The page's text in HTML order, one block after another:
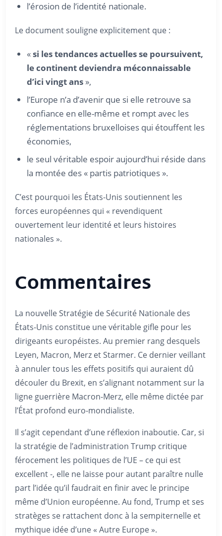
l’érosion de l’identité nationale.
Le document souligne explicitement que :
«si les tendances actuelles se poursuivent,
le continent deviendra méconnaissable
d’ici vingt ans »,
l’Europe n’a d’avenir que si elle retrouve sa
confiance en elle-même et rompt avec les
réglementations bruxelloises qui étouffent les
économies,
le seul véritable espoir aujourd’hui réside dans
la montée des « partis patriotiques ».
C’est pourquoi les États-Unis soutiennent les
forces européennes qui « revendiquent
ouvertement leur identité et leurs histoires
nationales ».
Commentaires
La nouvelle Stratégie de Sécurité Nationale des
États-Unis constitue une véritable gifle pour les
dirigeants européistes. Au premier rang desquels
Leyen, Macron, Merz et Starmer. Ce dernier veillant
à annuler tous les effets positifs qui auraient dû
découler du Brexit, en s’alignant notamment sur la
ligne guerrière Macron-Merz, elle même dictée par
l’État profond euro-mondialiste.
Il s’agit cependant d’une réflexion inaboutie. Car, si
la stratégie de l’administration Trump critique
férocement les politiques de l’UE – ce qui est
excellent -, elle ne laisse pour autant paraître nulle
part l’idée qu’il faudrait en finir avec le principe
même d’Union européenne. Au fond, Trump et ses
stratèges se rattachent donc à la sempiternelle et
mythique idée d’une « Autre Europe ».